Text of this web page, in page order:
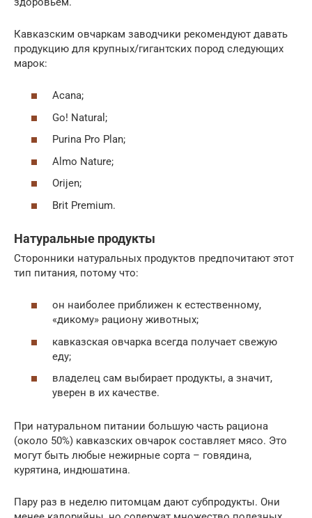
Кавказским овчаркам заводчики рекомендуют давать
продукцию для крупных/гигантских пород следующих
марок:
Acana;
Go! Natural;
Purina Pro Plan;
Almo Nature;
Orijen;
Brit Premium.
Натуральные продукты
Сторонники натуральных продуктов предпочитают этот
тип питания, потому что:
он наиболее приближен к естественному,
«дикому» рациону животных;
кавказская овчарка всегда получает свежую
еду;
владелец сам выбирает продукты, а значит,
уверен в их качестве.
При натуральном питании большую часть рациона
(около 50%) кавказских овчарок составляет мясо. Это
могут быть любые нежирные сорта – говядина,
курятина, индюшатина.
Пару раз в неделю питомцам дают субпродукты. Они